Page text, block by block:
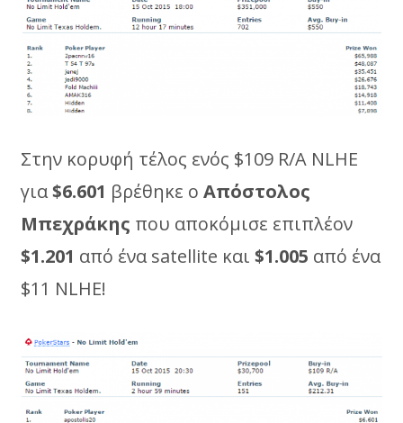
Στην κορυφή τέλος ενός $109 R/A NLHE
για$6.601 βρέθηκε ο Απόστολος
Μπεχράκης που αποκόμισε επιπλέον
$1.201 από ένα satellite και $1.005 από ένα
$11 NLHE!